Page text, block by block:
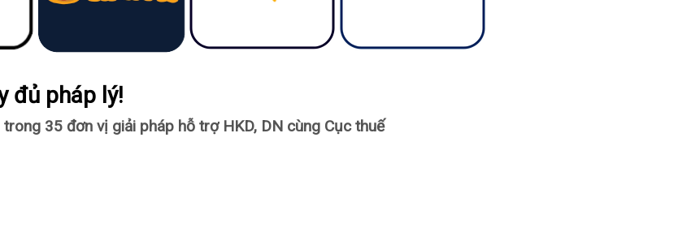
đủ pháp lý!
trong 35 đơn vị giải pháp hỗ trợ HKD, DN cùng Cục thuế